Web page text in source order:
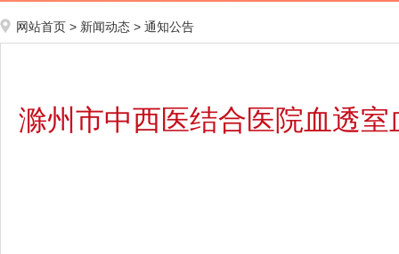
网站首页 > 新闻动态 > 通知公告
滁州市中西医结合医院血透